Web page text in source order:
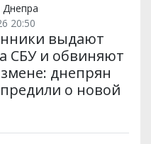
20:50
выдают
СБУ и обвиняют
днепрян
о новой